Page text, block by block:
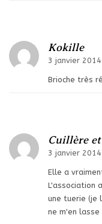
Kokille
3 janvier
Brioche très
Cuillère
3 janvier
Elle a
L'association
une tuerie (je
ne m'en lasse